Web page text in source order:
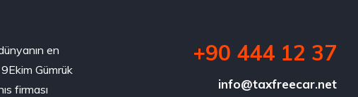
en
9Ekim Gümrük
firması
+90 444 12 37
info@taxfreecar.net